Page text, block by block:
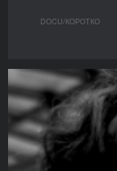
DOCU/КОРОТКО